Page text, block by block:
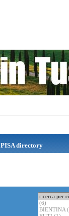
PISA directory